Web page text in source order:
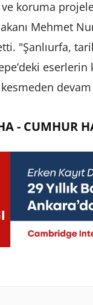
ve koruma
Mehmet
"Şanlıurfa,
eserlerin
kesmeden
- CUMHUR